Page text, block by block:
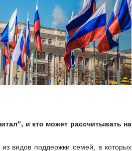
и кто может рассчитывать на
видов поддержки семей, в которых